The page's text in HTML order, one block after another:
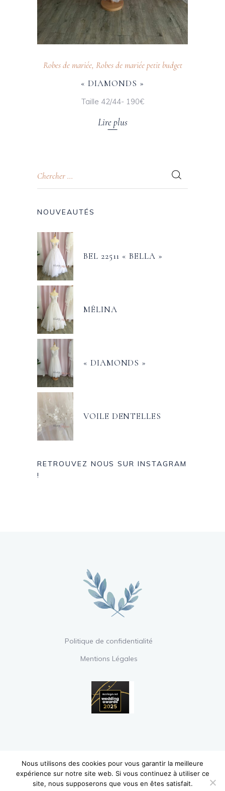
Robes de mariée, Robes de mariée petit budget
« DIAMONDS »
Taille 42/44- 190€
Lire plus
NOUVEAUTÉS
BEL 22511 « BELLA »
MÉLINA
« DIAMONDS »
VOILE DENTELLES
RETROUVEZ NOUS SUR INSTAGRAM
!
Politique de confidentialité
Mentions Légales
Copyright © 2020 Le Boudoir de la Mariée
– Tous droits réservés.
Nous utilisons des cookies pour vous garantir la meilleure
expérience sur notre site web. Si vous continuez à utiliser ce
site, nous supposerons que vous en êtes satisfait.